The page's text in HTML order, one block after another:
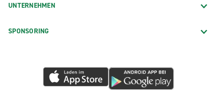
UNTERNEHMEN
SPONSORING